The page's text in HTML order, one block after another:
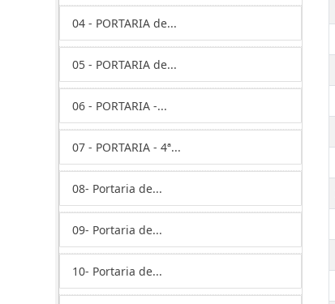
04 - PORTARIA de...
05 - PORTARIA de...
06 - PORTARIA -...
07 - PORTARIA - 4ª...
08- Portaria de...
09- Portaria de...
10- Portaria de...